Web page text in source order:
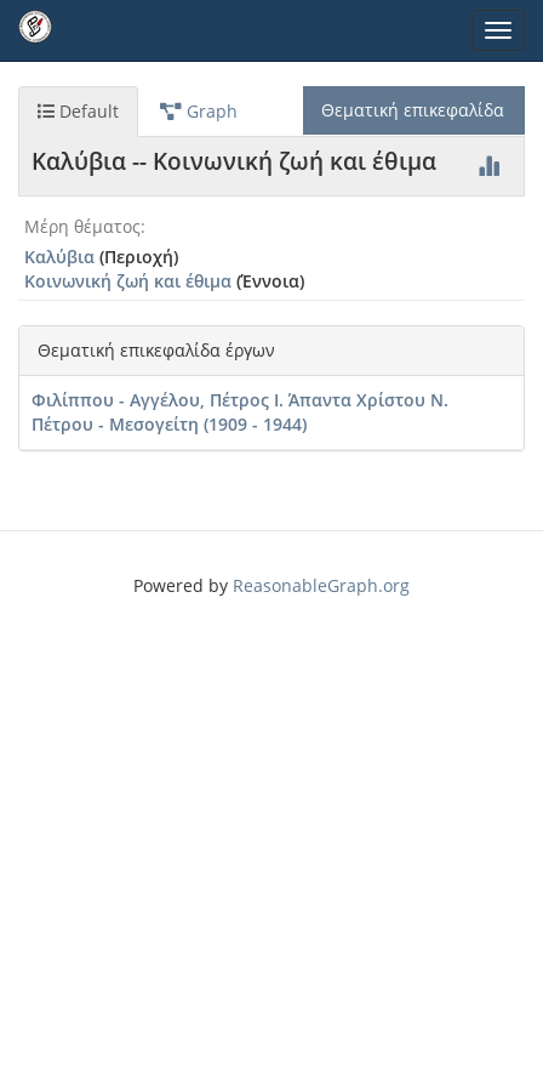
Παράκαμψη
προς
το
κυρίως
περιεχόμενο
Default Graph Θεματική επικεφαλίδα
Καλύβια -- Κοινωνική ζωή και έθιμα
Μέρη θέματος
Καλύβια (Περιοχή)
Κοινωνική ζωή και έθιμα (Έννοια)
Καλύβια
ζωή
και
έθιμα
Είδος
οντότητας
Μέρη
Καλύβια
Θεματική επικεφαλίδα έργων
Φιλίππου - Αγγέλου, Πέτρος Ι. Άπαντα Χρίστου Ν.
Πέτρου - Μεσογείτη (1909 - 1944)
Powered by ReasonableGraph.org